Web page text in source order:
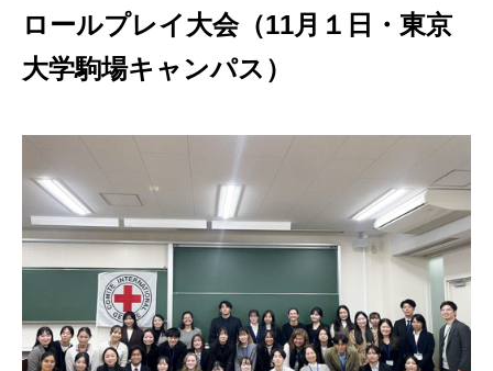
ロールプレイ大会（11月１日・東京
大学駒場キャンパス）